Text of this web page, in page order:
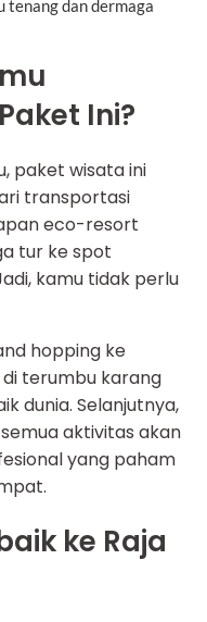
tenang dan dermaga
Ini?
paket wisata ini
transportasi
eco-resort
tur ke spot
kamu tidak perlu
hopping ke
terumbu karang
dunia. Selanjutnya,
aktivitas akan
yang paham
ke Raja